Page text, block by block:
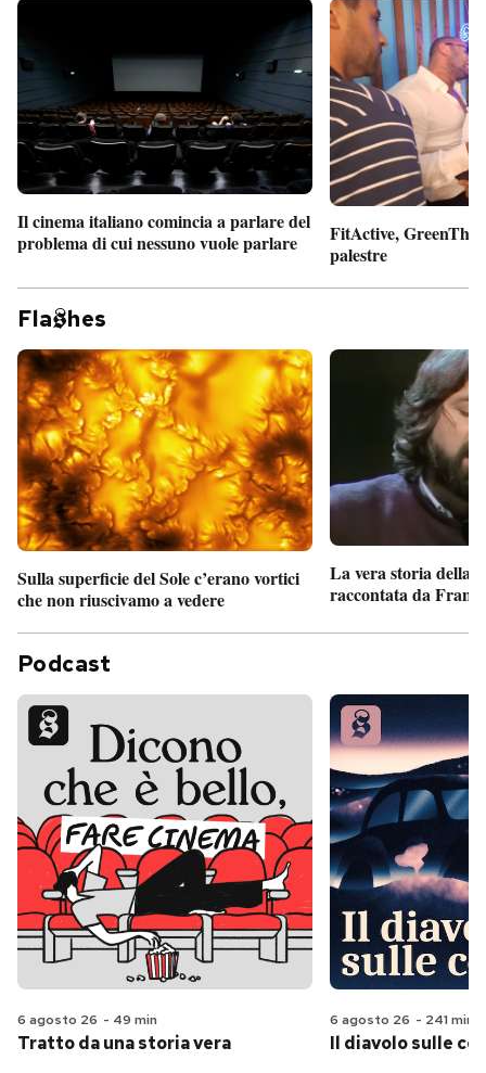
Il cinema italiano comincia a parlare del
problema di cui nessuno vuole parlare
FitActive,
palestre
Fla hes
Sulla superficie del Sole c’erano vortici
che non riuscivamo a vedere
La vera storia della
raccontata da
Podcast
6 agosto 26 - 49 min
Tratto da una storia vera
6 agosto 26 - 241 min
Il diavolo sulle